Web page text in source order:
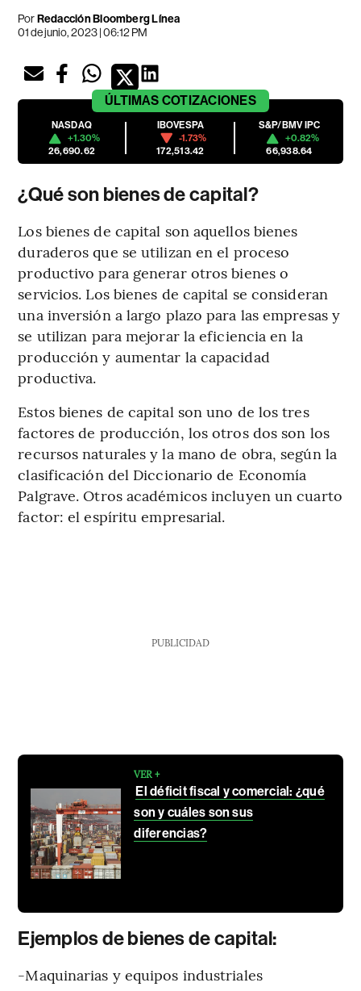
PorRedacción Bloomberg Línea
01 de junio, 2023 | 06:12 PM
ÚLTIMAS COTIZACIONES
NASDAQ
+1.30%
26,690.62
IBOVESPA
-1.73%
172,513.42
S&P/BMV IPC
+0.82%
66,938.64
¿Qué son bienes de capital?
Los bienes de capital son aquellos bienes
duraderos que se utilizan en el proceso
productivo para generar otros bienes o
servicios. Los bienes de capital se consideran
una inversión a largo plazo para las empresas y
se utilizan para mejorar la eficiencia en la
producción y aumentar la capacidad
productiva.
Estos bienes de capital son uno de los tres
factores de producción, los otros dos son los
recursos naturales y la mano de obra, según la
clasificación del Diccionario de Economía
Palgrave. Otros académicos incluyen un cuarto
factor: el espíritu empresarial.
PUBLICIDAD
VER +
El déficit fiscal y comercial: ¿qué
son y cuáles son sus
diferencias?
Ejemplos de bienes de capital:
-Maquinarias y equipos industriales